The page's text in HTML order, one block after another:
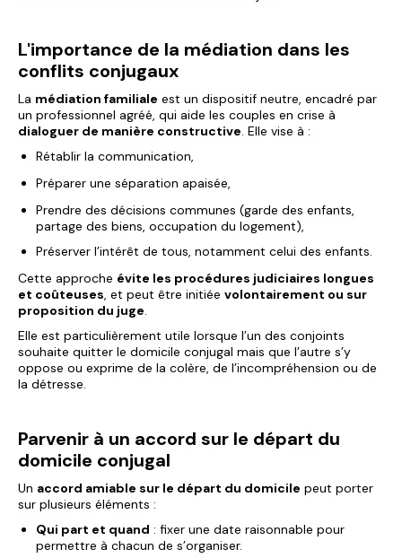
L'importance de la médiation dans les
conflits conjugaux
La médiation familiale est un dispositif neutre, encadré par
un professionnel agréé, qui aide les couples en crise à
dialoguer de manière constructive. Elle vise à :
Rétablir la communication,
Préparer une séparation apaisée,
Prendre des décisions communes (garde des enfants,
partage des biens, occupation du logement),
Préserver l’intérêt de tous, notamment celui des enfants.
Cette approche évite les procédures judiciaires longues
et coûteuses, et peut être initiée volontairement ou sur
proposition du juge.
Elle est particulièrement utile lorsque l’un des conjoints
souhaite quitter le domicile conjugal mais que l’autre s’y
oppose ou exprime de la colère, de l’incompréhension ou de
la détresse.
Parvenir à un accord sur le départ du
domicile conjugal
Un accord amiable sur le départ du domicile peut porter
sur plusieurs éléments :
Qui part et quand : fixer une date raisonnable pour
permettre à chacun de s’organiser.